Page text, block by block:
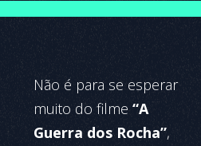
Não é para se esperar
muito do filme “A
Guerra dos Rocha”,